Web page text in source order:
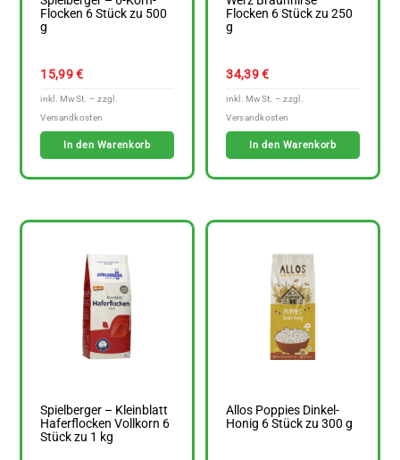
Flocken 6 Stück zu 500
g
15,99€
In den Warenkorb
Flocken 6 Stück zu 250
g
34,39€
In den Warenkorb
Spielberger – Kleinblatt
Haferflocken Vollkorn 6
Stück zu 1 kg
Allos Poppies Dinkel-
Honig 6 Stück zu 300 g